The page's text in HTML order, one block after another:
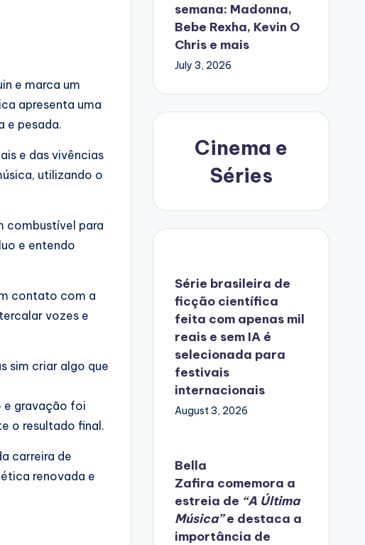
e marca um
apresenta uma
e pesada.
e das vivências
utilizando o
combustível para
e entendo
contato com a
vozes e
sim criar algo que
e gravação foi
o resultado final.
carreira de
renovada e
semana: Madonna,
Bebe Rexha, Kevin O
Chris e mais
July 3, 2026
Cinema e
Séries
Série brasileira de
ficção científica
feita com apenas mil
reais e sem IA é
selecionada para
festivais
internacionais
August 3, 2026
Bella
Zafira comemora a
estreia de “A Última
Música”e destaca a
importância de